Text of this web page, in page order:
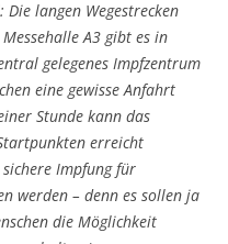
langen Wegestrecken
A3 gibt es in
gelegenes Impfzentrum
eine gewisse Anfahrt
Stunde kann das
erreicht
Impfung für
werden – denn es sollen ja
die Möglichkeit